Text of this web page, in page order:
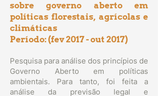
sobre governo aberto em
políticas florestais, agrícolas e
climáticas
Período: (fev 2017 - out 2017)
Pesquisa para análise dos princípios de
Governo Aberto em políticas
ambientais. Para tanto, foi feita a
análise da previsão legal e